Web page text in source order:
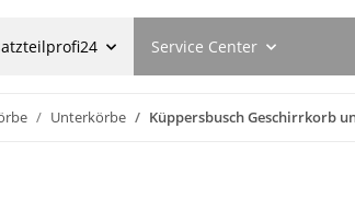
Service Center
Unterkörbe Küppersbusch Geschirrkorb